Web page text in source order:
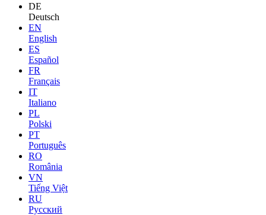
DE
Deutsch
EN
English
ES
Español
FR
Français
IT
Italiano
PL
Polski
PT
Português
RO
România
VN
Tiếng Việt
RU
Русский